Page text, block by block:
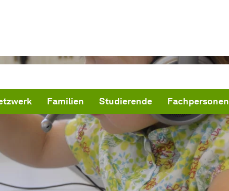
Familien Studierende Fachpersonen